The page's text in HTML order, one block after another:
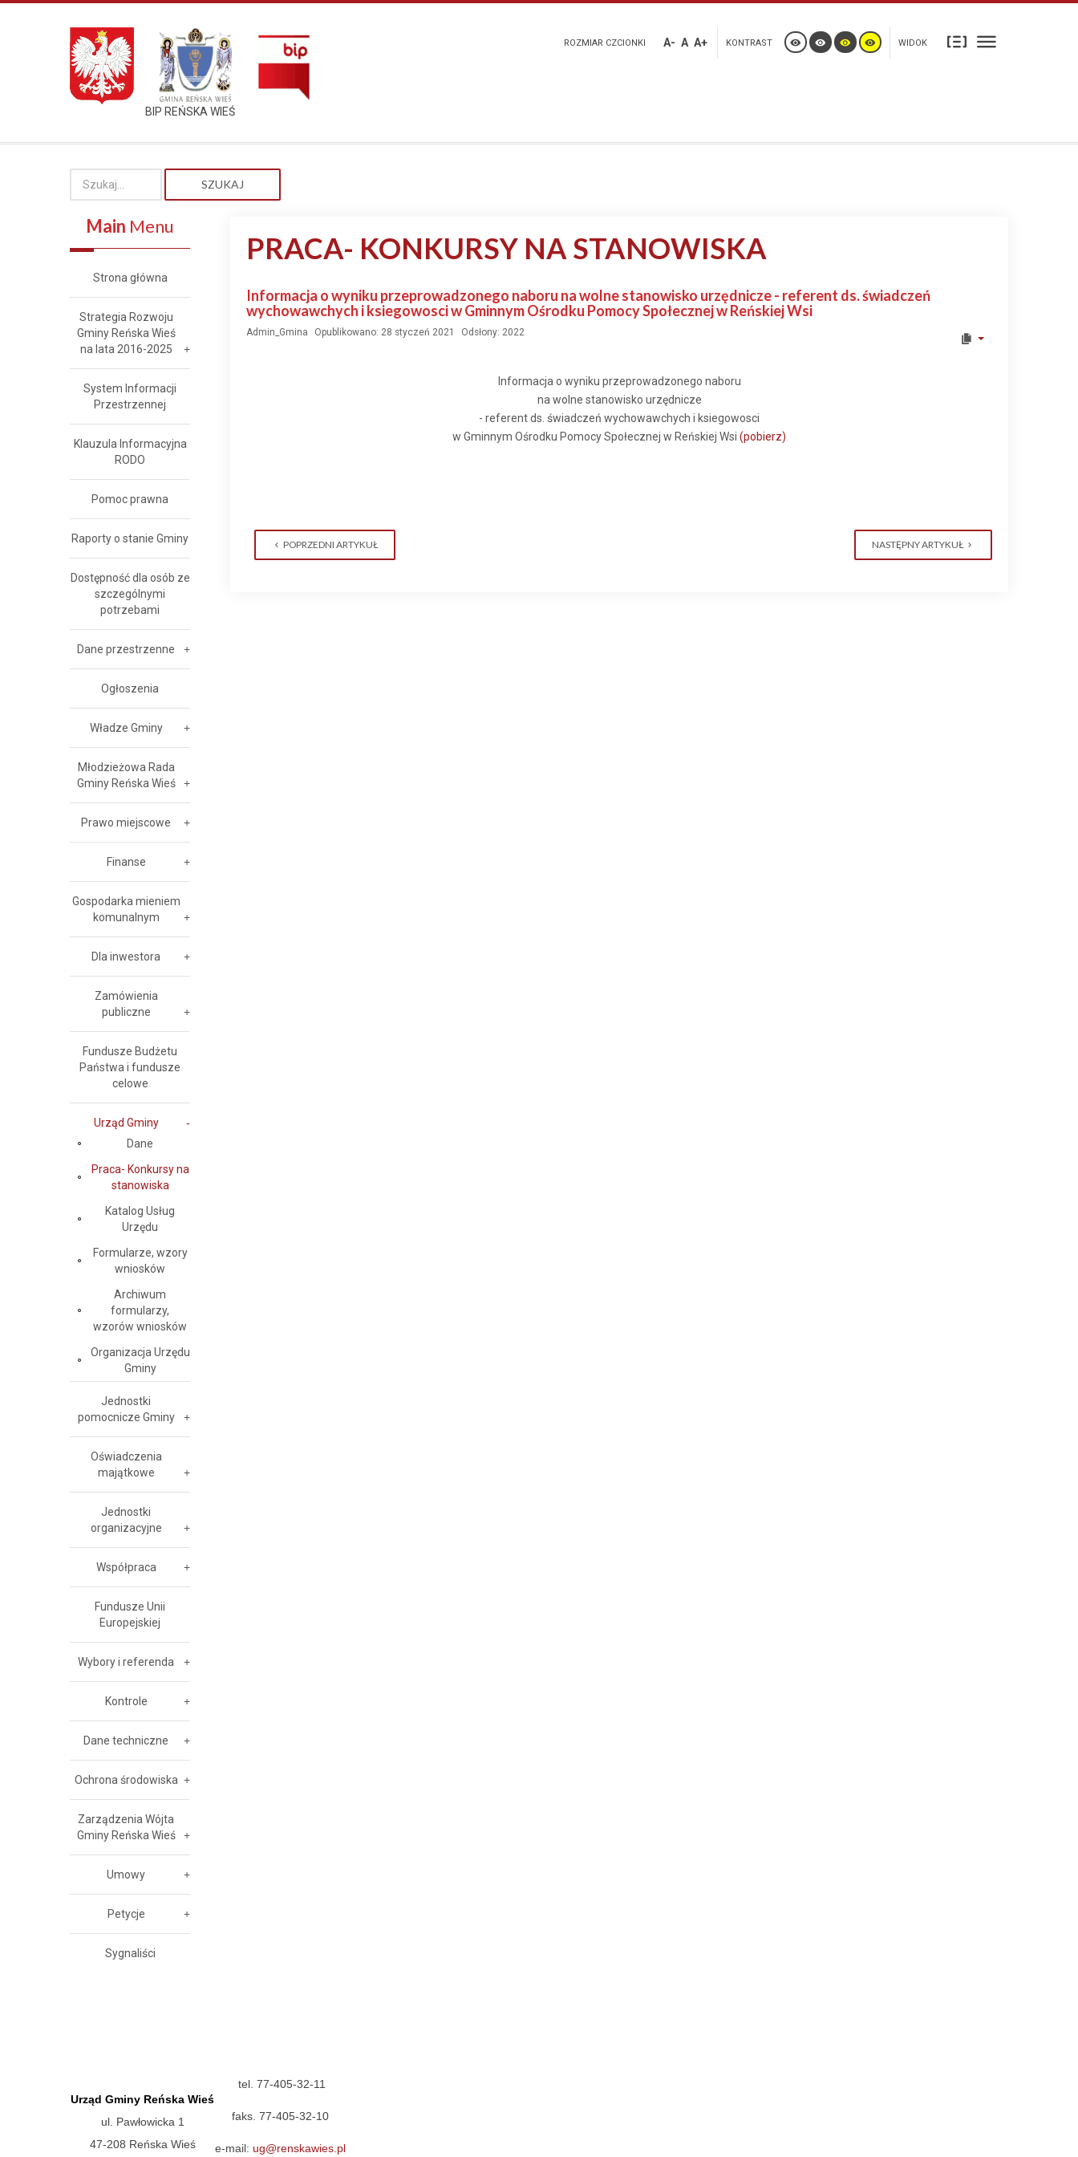
BIP REŃSKA WIEŚ
ROZMIAR CZCIONKI A- A A+ KONTRAST WIDOK
SZUKAJ
PRACA- KONKURSY NA STANOWISKA
Informacja o wyniku przeprowadzonego naboru na wolne stanowisko urzędnicze - referent ds. świadczeń
wychowawchych i ksiegowosci w Gminnym Ośrodku Pomocy Społecznej w Reńskiej Wsi
Admin_Gmina Opublikowano: 28 styczeń 2021 Odsłony: 2022
Informacja o wyniku przeprowadzonego naboru
na wolne stanowisko urzędnicze
- referent ds. świadczeń wychowawchych i ksiegowosci
w Gminnym Ośrodku Pomocy Społecznej w Reńskiej Wsi (pobierz)
POPRZEDNI ARTYKUŁ NASTĘPNY ARTYKUŁ
Main Menu
Strona główna
Strategia Rozwoju
Gminy Reńska Wieś
na lata 2016-2025
System Informacji
Przestrzennej
Klauzula Informacyjna
RODO
Pomoc prawna
Raporty o stanie Gminy
Dostępność dla osób ze
szczególnymi
potrzebami
Dane przestrzenne
Ogłoszenia
Władze Gminy
Młodzieżowa Rada
Gminy Reńska Wieś
Prawo miejscowe
Finanse
Gospodarka mieniem
komunalnym
Dla inwestora
Zamówienia
publiczne
Fundusze Budżetu
Państwa i fundusze
celowe
Urząd Gminy
Dane
Praca- Konkursy na
stanowiska
Katalog Usług
Urzędu
Formularze, wzory
wniosków
Archiwum
formularzy,
wzorów wniosków
Organizacja Urzędu
Gminy
Jednostki
pomocnicze Gminy
Oświadczenia
majątkowe
Jednostki
organizacyjne
Współpraca
Fundusze Unii
Europejskiej
Wybory i referenda
Kontrole
Dane techniczne
Ochrona środowiska
Zarządzenia Wójta
Gminy Reńska Wieś
Umowy
Petycje
Sygnaliści
Urząd Gminy Reńska Wieś
ul. Pawłowicka 1
47-208 Reńska Wieś
tel. 77-405-32-11
faks. 77-405-32-10
e-mail: ug@renskawies.pl